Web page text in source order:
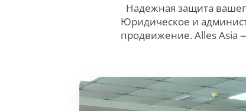
Надежная защита
Юридическое и
продвижение. Alles Asia